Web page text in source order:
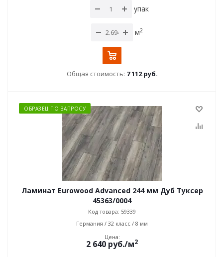
упак
м2
Общая стоимость: 7 112 руб.
ОБРАЗЕЦ ПО ЗАПРОСУ
Ламинат Eurowood Advanced 244 мм Дуб Туксер
45363/0004
Код товара: 59339
Германия / 32 класс / 8 мм
Цена:
2 640 руб./м2